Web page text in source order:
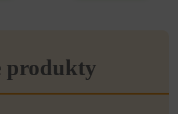
produkty